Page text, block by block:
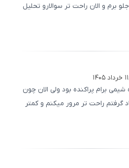
برم و الان راحت تر سوالارو تحلیل
۱۱ خرداد ۱۴۰۵
شیمی برام پراکنده بود ولی الان چون
گرفتم راحت تر مرور میکنم و کمتر